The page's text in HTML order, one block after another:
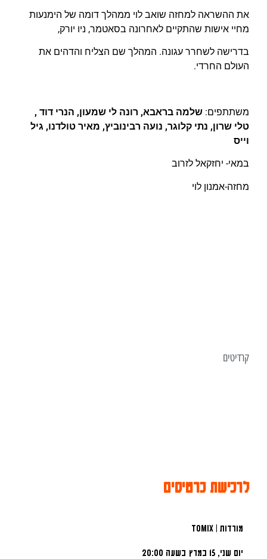
את ההשראה למחזה שואב לוי ממהלך דומה של הימנעות
מחיי אישות שהתקיים לאחרונה בסאטמר, ניו יורק,
בדרישה לשחרר עגונה. המהלך שם הצליח והדהים את
העולם החרדי.
משתתפים: שלמה בראבא, רונה לי שמעון, הנרי דוד ,
טלי שרון, נתי קלוגר, נועה רבינוביץ, מאיר טולדנו, גיל
וייס
במאי- יחזקאל לזרוב
מחזה-אמנון לוי
קרדיטים
לרכישת כרטיסים
מורדות | toMix
יום שני, 15 במרץ בשעה 20:00